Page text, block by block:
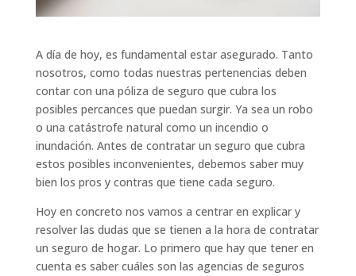
A día de hoy, es fundamental estar asegurado. Tanto
nosotros, como todas nuestras pertenencias deben
contar con una póliza de seguro que cubra los
posibles percances que puedan surgir. Ya sea un robo
o una catástrofe natural como un incendio o
inundación. Antes de contratar un seguro que cubra
estos posibles inconvenientes, debemos saber muy
bien los pros y contras que tiene cada seguro.
Hoy en concreto nos vamos a centrar en explicar y
resolver las dudas que se tienen a la hora de contratar
un seguro de hogar. Lo primero que hay que tener en
cuenta es saber cuáles son las agencias de seguros